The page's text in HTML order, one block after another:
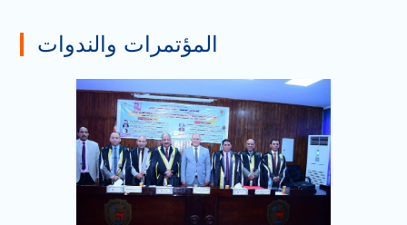
المؤتمرات والندوات